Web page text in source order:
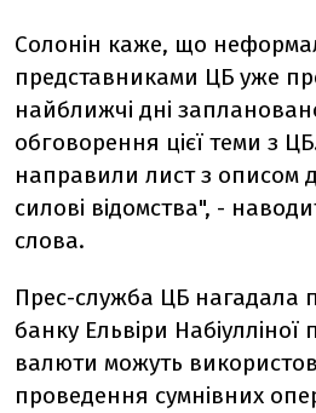
Солонін каже, що
представниками ЦБ уже
найближчі дні
обговорення цієї теми з
направили лист з описом
силові відомства", -
слова.
Прес-служба ЦБ нагадала
банку Ельвіри
валюти можуть
проведення сумнівних